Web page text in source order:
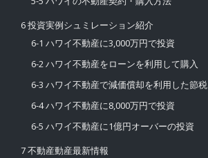
6 投資実例シュミレーション紹介
6-1 ハワイ不動産に3,000万円で投資
6-2 ハワイ不動産をローンを利用して購入
6-3 ハワイ不動産で減価償却を利用した節税
6-4 ハワイ不動産に8,000万円で投資
6-5 ハワイ不動産に1億円オーバーの投資
7 不動産動産最新情報